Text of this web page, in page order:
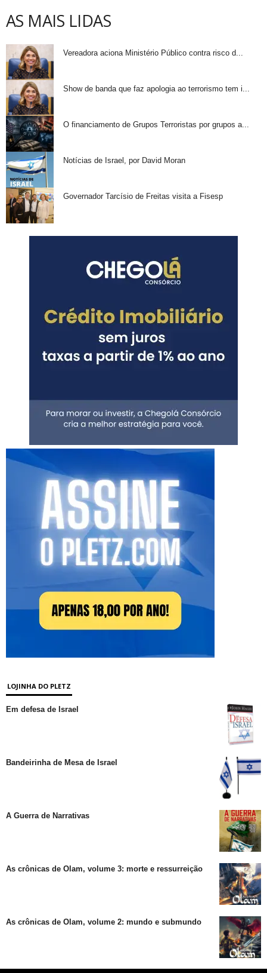
AS MAIS LIDAS
Vereadora aciona Ministério Público contra risco d...
Show de banda que faz apologia ao terrorismo tem i...
O financiamento de Grupos Terroristas por grupos a...
Notícias de Israel, por David Moran
Governador Tarcísio de Freitas visita a Fisesp
LOJINHA DO PLETZ
Em defesa de Israel
Bandeirinha de Mesa de Israel
A Guerra de Narrativas
As crônicas de Olam, volume 3: morte e ressurreição
As crônicas de Olam, volume 2: mundo e submundo